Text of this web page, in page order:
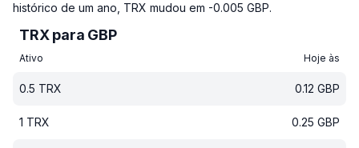
histórico de um ano, TRX mudou em -0.005 GBP.
TRX para GBP
Ativo Hoje às
0.5 TRX 0.12 GBP
1 TRX 0.25 GBP